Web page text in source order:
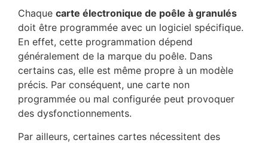
Chaque carte électronique de poêle à granulés
doit être programmée avec un logiciel spécifique.
En effet, cette programmation dépend
généralement de la marque du poêle. Dans
certains cas, elle est même propre à un modèle
précis. Par conséquent, une carte non
programmée ou mal configurée peut provoquer
des dysfonctionnements.
Par ailleurs, certaines cartes nécessitent des